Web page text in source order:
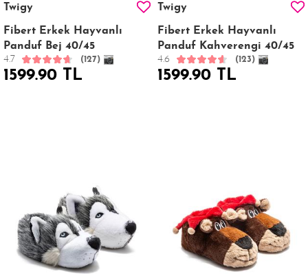
Twigy
Fibert Erkek Hayvanlı
Panduf Bej 40/45
4.7 (127)
1599.90 TL
Twigy
Fibert Erkek Hayvanlı
Panduf Kahverengi 40/45
4.6 (123)
1599.90 TL